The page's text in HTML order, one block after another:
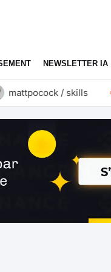
NEWSLETTER IA
/ skills